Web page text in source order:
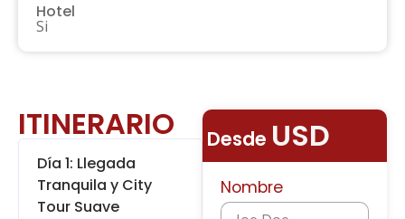
Hotel
Si
ITINERARIO
Día 1: Llegada
Tranquila y City
Tour Suave
Desde USD
Nombre